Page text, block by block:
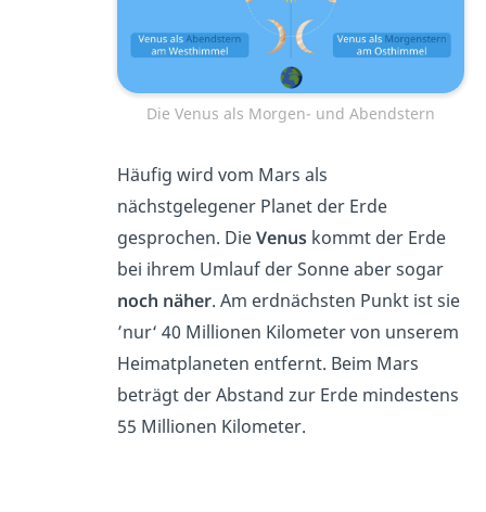
Die Venus als Morgen- und Abendstern
Häufig wird vom Mars als
nächstgelegener Planet der Erde
gesprochen. DieVenuskommt der Erde
bei ihrem Umlauf der Sonne aber sogar
noch näher. Am erdnächsten Punkt ist sie
’nur‘ 40 Millionen Kilometer von unserem
Heimatplaneten entfernt. Beim Mars
beträgt der Abstand zur Erde mindestens
55 Millionen Kilometer.